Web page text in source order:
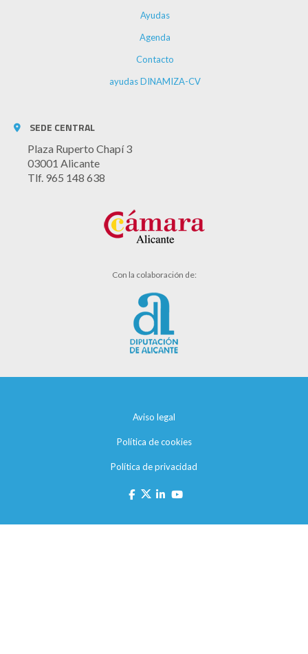
Ayudas
Agenda
Contacto
ayudas DINAMIZA-CV
SEDE CENTRAL
Plaza Ruperto Chapí 3
03001 Alicante
Tlf. 965 148 638
Con la colaboración de:
Aviso legal
Política de cookies
Política de privacidad